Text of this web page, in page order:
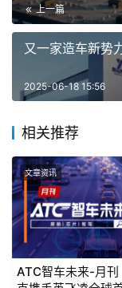
随着电动汽车
不断增大，动力
国标的发布，无疑
材料等将成为电池
需要集成热绝缘、
系统端：液冷、电
紧凑下提升系统效
融合，实现“早感
测试验证：越来越
电芯/模组/整包热
上一篇
又一家造车新势
2025-06-18 15:56
相关推荐
文章资讯
ATC智车未来-月刊